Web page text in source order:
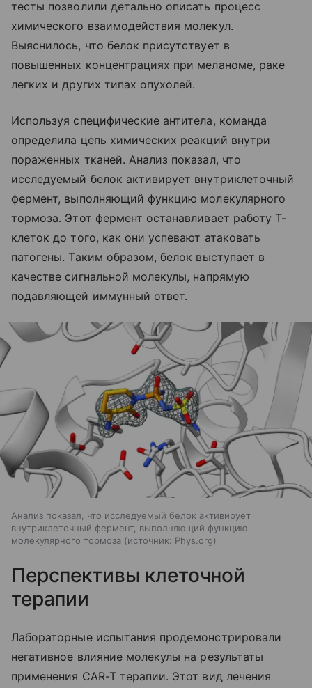
тесты позволили детально описать процесс
химического взаимодействия молекул.
Выяснилось, что белок присутствует в
повышенных концентрациях при меланоме, раке
легких и других типах опухолей.
Используя специфические антитела, команда
определила цепь химических реакций внутри
пораженных тканей. Анализ показал, что
исследуемый белок активирует внутриклеточный
фермент, выполняющий функцию молекулярного
тормоза. Этот фермент останавливает работу Т-
клеток до того, как они успевают атаковать
патогены. Таким образом, белок выступает в
качестве сигнальной молекулы, напрямую
подавляющей иммунный ответ.
Анализ показал, что исследуемый белок активирует
внутриклеточный фермент, выполняющий функцию
молекулярного тормоза
источник: Phys.org
Перспективы клеточной
терапии
Лабораторные испытания продемонстрировали
негативное влияние молекулы на результаты
применения CAR-T терапии. Этот вид лечения